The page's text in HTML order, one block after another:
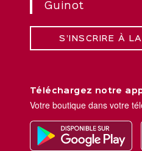
Guinot
S’INSCRIRE À
Téléchargez notre
Votre boutique dans votre